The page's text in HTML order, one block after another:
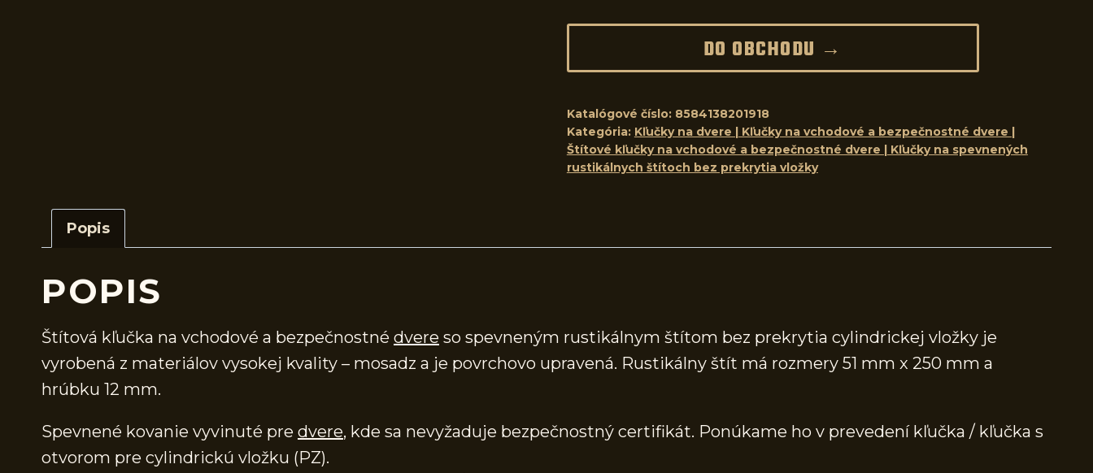
DO OBCHODU →
Katalógové číslo: 8584138201918
Kategória: Kľučky na dvere | Kľučky na vchodové a bezpečnostné dvere |
Štítové kľučky na vchodové a bezpečnostné dvere | Kľučky na spevnených
rustikálnych štítoch bez prekrytia vložky
Popis
POPIS
Štítová kľučka na vchodové a bezpečnostné dvere so spevneným rustikálnym štítom bez prekrytia cylindrickej vložky je
vyrobená z materiálov vysokej kvality – mosadz a je povrchovo upravená. Rustikálny štít má rozmery 51 mm x 250 mm a
hrúbku 12 mm.
Spevnené kovanie vyvinuté pre dvere, kde sa nevyžaduje bezpečnostný certifikát. Ponúkame ho v prevedení kľučka / kľučka s
otvorom pre cylindrickú vložku (PZ).